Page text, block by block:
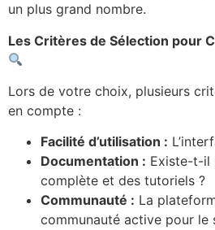
un plus grand nombre.
Les Critères de Sélection pour
Lors de votre choix, plusieurs
en compte :
Facilité d’utilisation :
Documentation : Existe-t-il
complète et des tutoriels ?
Communauté : La
communauté active pour le